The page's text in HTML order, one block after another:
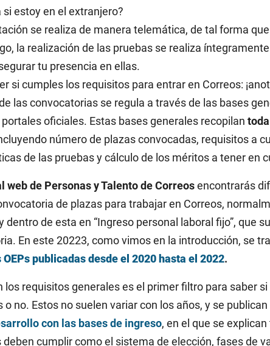
si estoy en el extranjero?
se realiza de manera telemática, de tal forma
la realización de las pruebas se realiza
tu presencia en ellas.
si cumples los requisitos para entrar en Correos:
las convocatorias se regula a través de las bases
oficiales. Estas bases generales recopilan
número de plazas convocadas, requisitos a
de las pruebas y cálculo de los méritos a tener en
web de Personas y Talento de Correosencontrarás
de plazas para trabajar en Correos,
dentro de esta en “Ingreso personal laboral fijo”, que
En este 20223, como vimos en la introducción, se
publicadas desde el 2020 hasta el 2022.
los requisitos generales es el primer filtro para saber
o no. Estos no suelen variar con los años, y se publican
con las bases de ingreso, en el que se
deben cumplir como el sistema de elección, fases de